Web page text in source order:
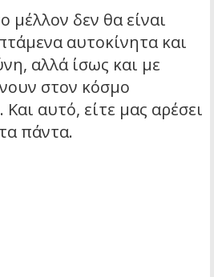
μέλλον δεν θα είναι
αυτοκίνητα και
αλλά ίσως και με
στον κόσμο
αυτό, είτε μας αρέσει
πάντα.